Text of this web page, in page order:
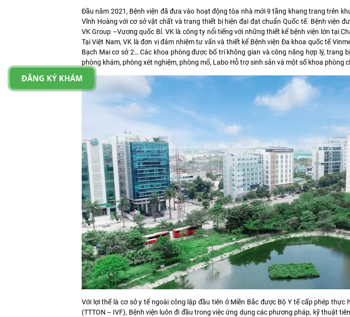
Đầu năm 2021, Bệnh viện đã đưa vào hoạt động tòa nhà mới 9 tầng khang trang trên
Vĩnh Hoàng với cơ sở vật chất và trang thiết bị hiện đại đạt chuẩn Quốc tế. Bệnh viện
VK Group –Vương quốc Bỉ. VK là công ty nổi tiếng với những thiết kế bệnh viện lớn tại
Tại Việt Nam, VK là đơn vị đảm nhiệm tư vấn và thiết kế Bệnh viện Đa khoa quốc tế
Bạch Mai cơ sở 2… Các khoa phòng được bố trí không gian và công năng hợp lý, trang
phòng khám, phòng xét nghiệm, phòng mổ, Labo Hỗ trợ sinh sản và một số khoa phòng
Với lợi thế là cơ sở y tế ngoài công lập đầu tiên ở Miền Bắc được Bộ Y tế cấp phép
(TTTON – IVF), Bệnh viện luôn đi đầu trong việc ứng dụng các phương pháp, kỹ thuật
ĐĂNG KÝ KHÁM